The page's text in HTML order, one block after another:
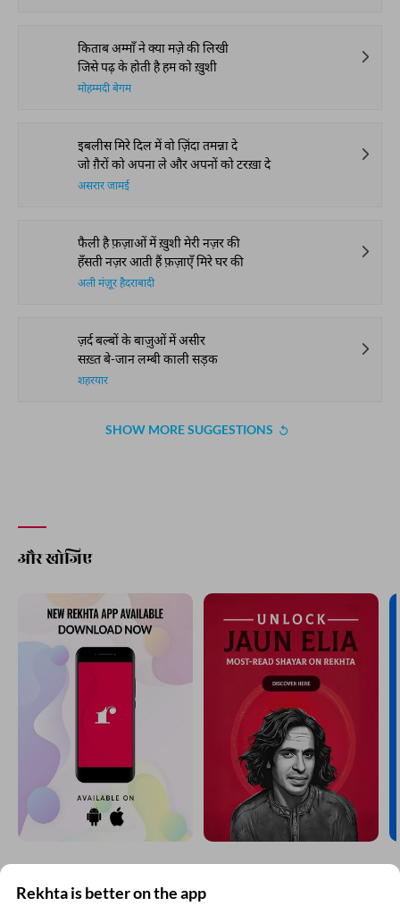
किताब अम्माँ ने क्या मज़े की लिखी
जिसे पढ़ के होती है हम को ख़ुशी
मोहम्मदी बेगम
इबलीस मिरे दिल में वो ज़िंदा तमन्ना दे
जो ग़ैरों को अपना ले और अपनों को टरख़ा दे
असरार जामई
फैली है फ़ज़ाओं में ख़ुशी मेरी नज़र की
हँसती नज़र आती हैं फ़ज़ाएँ मिरे घर की
अली मंज़ूर हैदराबादी
ज़र्द बल्बों के बाज़ुओं में असीर
सख़्त बे-जान लम्बी काली सड़क
शहरयार
SHOW MORE SUGGESTIONS
और खोजिए
Rekhta is better on the app